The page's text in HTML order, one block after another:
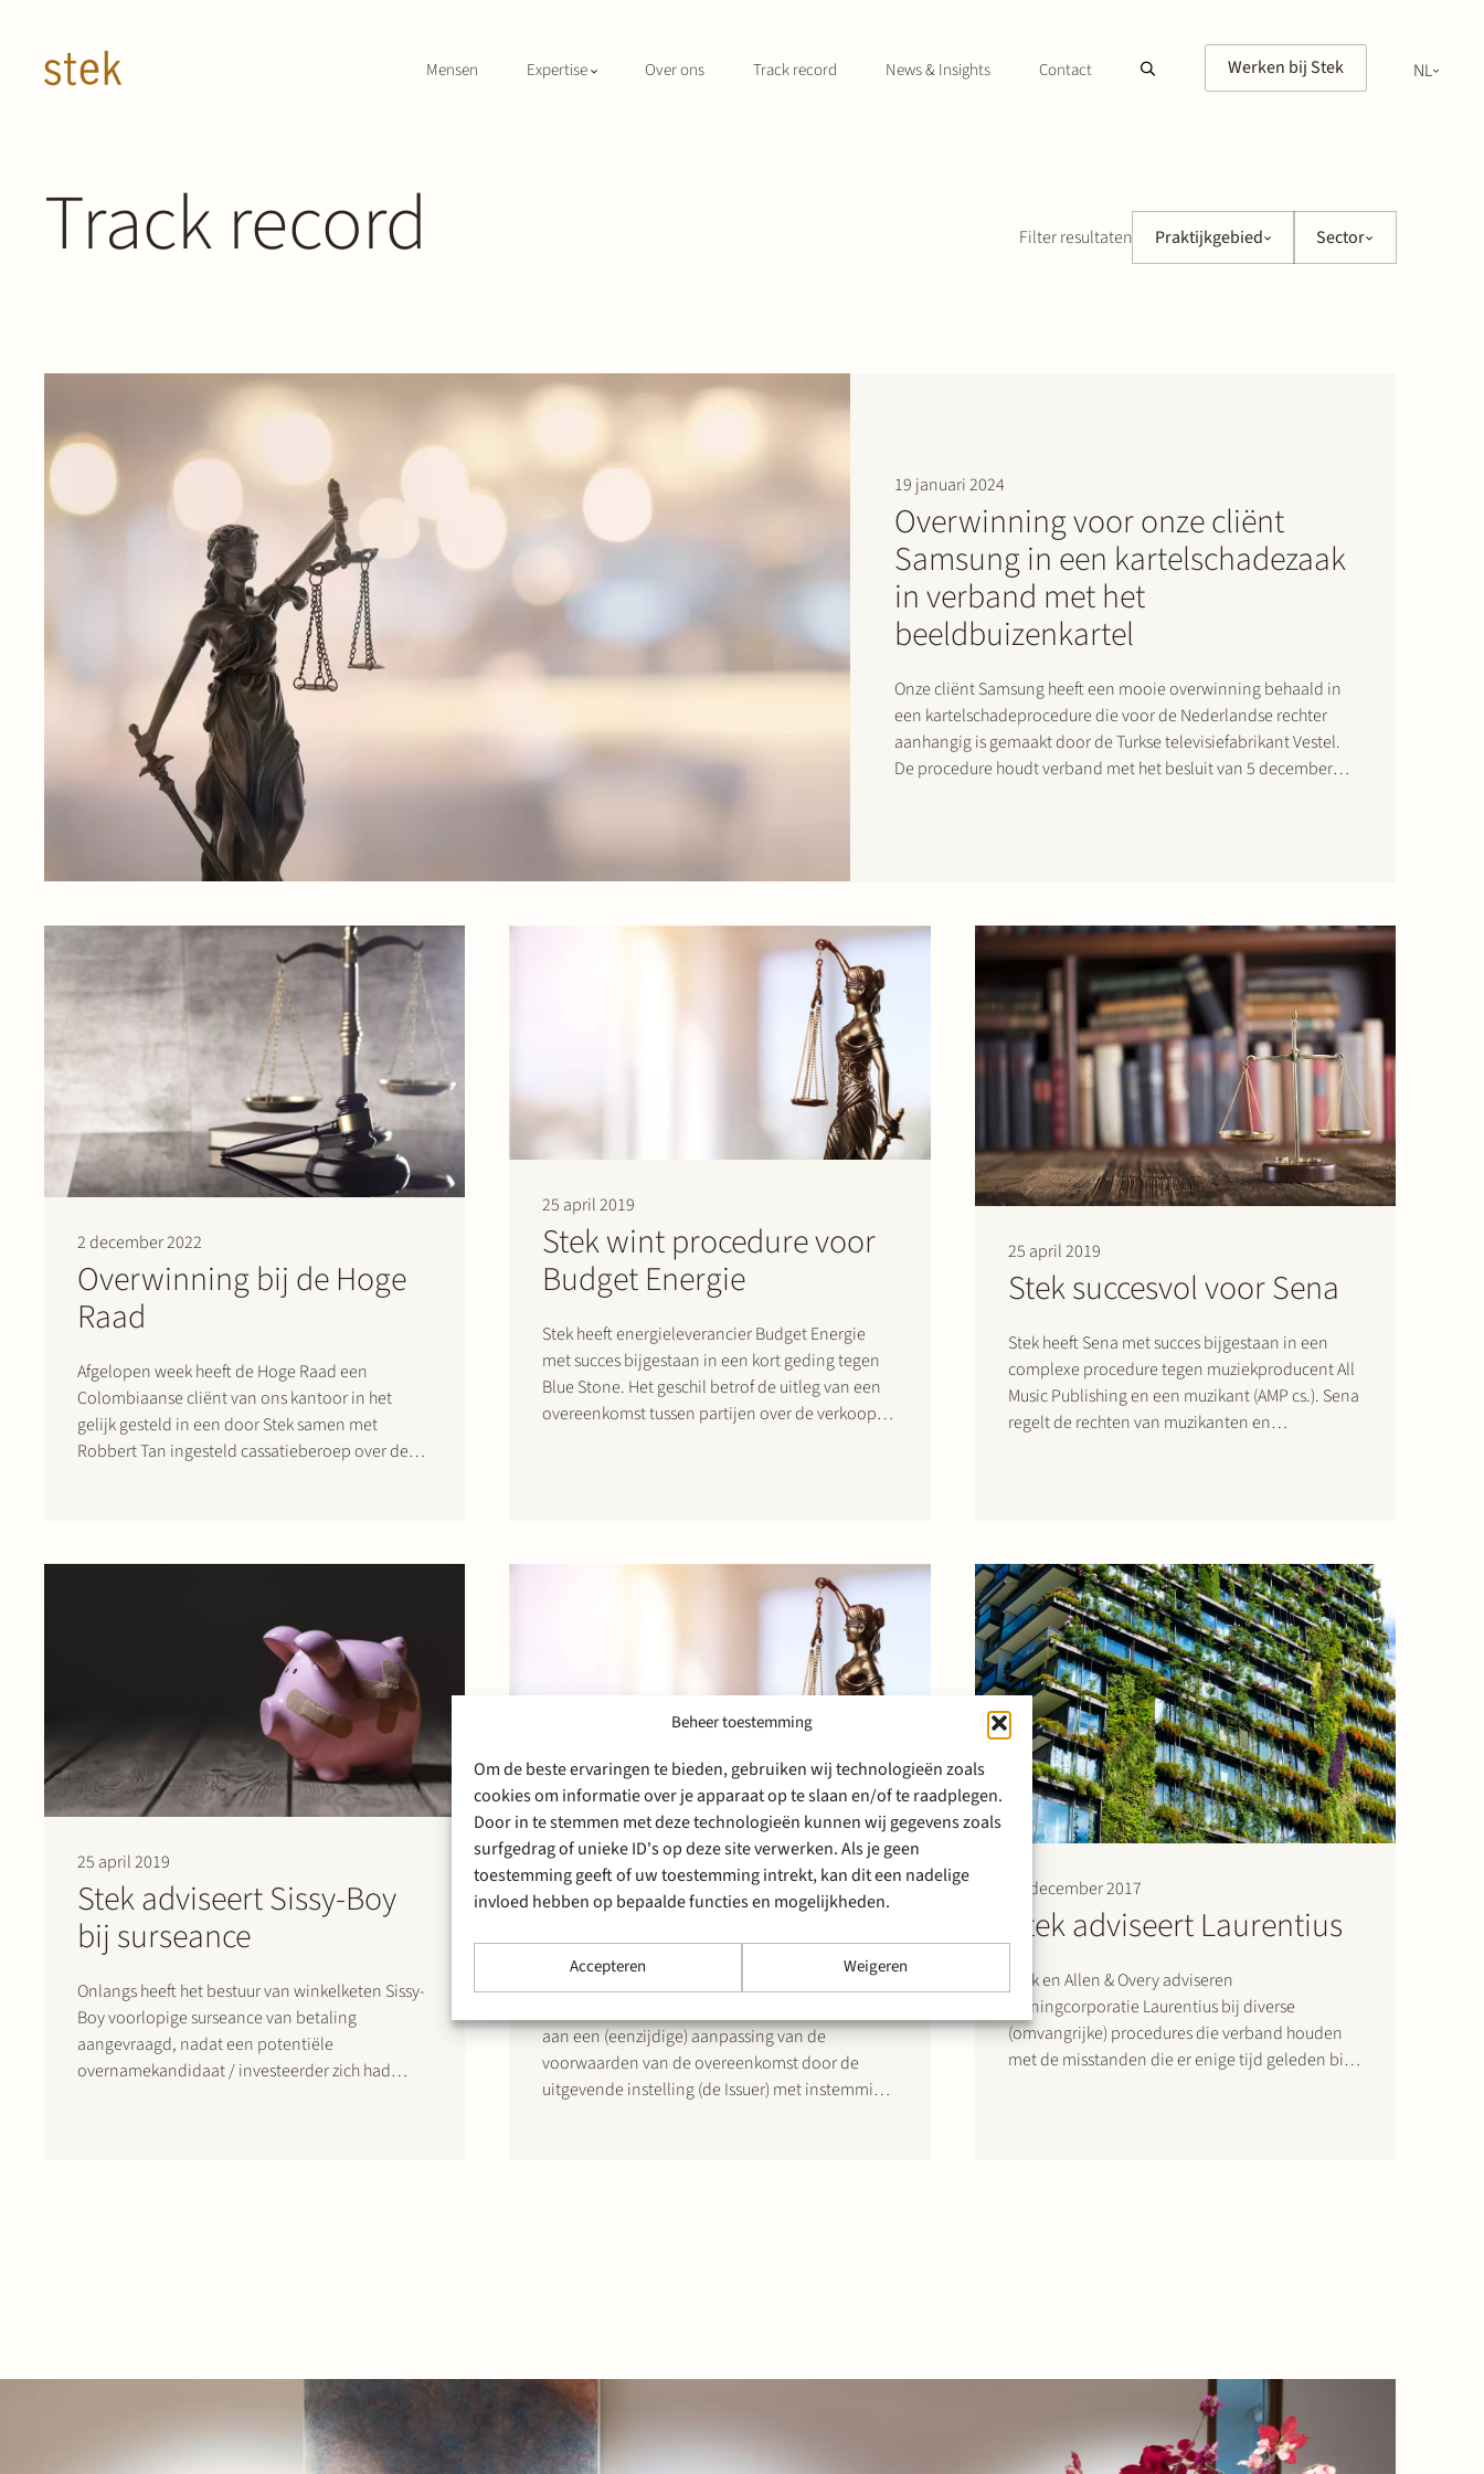
Beheer toestemming
Om de beste ervaringen te bieden, gebruiken wij technologieën zoals
cookies om informatie over je apparaat op te slaan en/of te raadplegen.
Door in te stemmen met deze technologieën kunnen wij gegevens zoals
surfgedrag of unieke ID's op deze site verwerken. Als je geen
toestemming geeft of uw toestemming intrekt, kan dit een nadelige
invloed hebben op bepaalde functies en mogelijkheden.
Accepteren Weigeren
Mensen Expertise Over ons Track record News & Insights Contact Werken bij Stek
NL
Track record Filter resultaten Praktijkgebied Sector
19 januari 2024
Overwinning voor onze cliënt
Samsung in een kartelschadezaak
in verband met het
beeldbuizenkartel
Onze cliënt Samsung heeft een mooie overwinning behaald in
een kartelschadeprocedure die voor de Nederlandse rechter
aanhangig is gemaakt door de Turkse televisiefabrikant Vestel.
De procedure houdt verband met het besluit van 5 december
2 december 2022
Overwinning bij de Hoge
Raad
Afgelopen week heeft de Hoge Raad een
Colombiaanse cliënt van ons kantoor in het
gelijk gesteld in een door Stek samen met
Robbert Tan ingesteld cassatieberoep over de
25 april 2019
Stek wint procedure voor
Budget Energie
Stek heeft energieleverancier Budget Energie
met succes bijgestaan in een kort geding tegen
Blue Stone. Het geschil betrof de uitleg van een
overeenkomst tussen partijen over de verkoop
25 april 2019
Stek succesvol voor Sena
Stek heeft Sena met succes bijgestaan in een
complexe procedure tegen muziekproducent All
Music Publishing en een muzikant (AMP cs.). Sena
regelt de rechten van muzikanten en
25 april 2019
Stek adviseert Sissy-Boy
bij surseance
Onlangs heeft het bestuur van winkelketen Sissy-
Boy voorlopige surseance van betaling
aangevraagd, nadat een potentiële
overnamekandidaat / investeerder zich had
9 april 2018
Eenzijdige aanpassing van
obligatievoorwaarden
toegestaan?
aan een (eenzijdige) aanpassing van de
voorwaarden van de overeenkomst door de
uitgevende instelling (de Issuer) met instemming
29 december 2017
Stek adviseert Laurentius
Stek en Allen & Overy adviseren
woningcorporatie Laurentius bij diverse
(omvangrijke) procedures die verband houden
met de misstanden die er enige tijd geleden bij